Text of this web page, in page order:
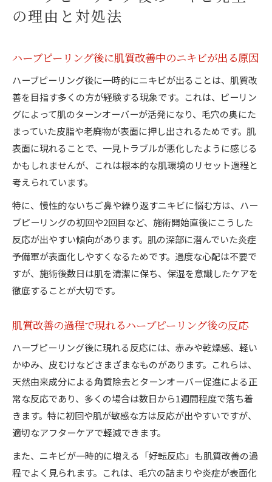
の理由と対処法
ハーブピーリング後に肌質改善中のニキビが出る原因
ハーブピーリング後に一時的にニキビが出ることは、肌質改
善を目指す多くの方が経験する現象です。これは、ピーリン
グによって肌のターンオーバーが活発になり、毛穴の奥にた
まっていた皮脂や老廃物が表面に押し出されるためです。肌
表面に現れることで、一見トラブルが悪化したように感じる
かもしれませんが、これは根本的な肌環境のリセット過程と
考えられています。
特に、慢性的ないちご鼻や繰り返すニキビに悩む方は、ハー
ブピーリングの初回や2回目など、施術開始直後にこうした
反応が出やすい傾向があります。肌の深部に潜んでいた炎症
予備軍が表面化しやすくなるためです。過度な心配は不要で
すが、施術後数日は肌を清潔に保ち、保湿を意識したケアを
徹底することが大切です。
肌質改善の過程で現れるハーブピーリング後の反応
ハーブピーリング後に現れる反応には、赤みや乾燥感、軽い
かゆみ、皮むけなどさまざまなものがあります。これらは、
天然由来成分による角質除去とターンオーバー促進による正
常な反応であり、多くの場合は数日から1週間程度で落ち着
きます。特に初回や肌が敏感な方は反応が出やすいですが、
適切なアフターケアで軽減できます。
また、ニキビが一時的に増える「好転反応」も肌質改善の過
程でよく見られます。これは、毛穴の詰まりや炎症が表面化